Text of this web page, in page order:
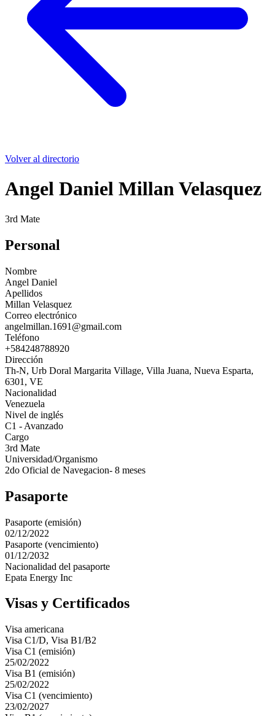
Volver al directorio
Angel Daniel Millan Velasquez
3rd Mate
Personal
Nombre
Angel Daniel
Apellidos
Millan Velasquez
Correo electrónico
angelmillan.1691@gmail.com
Teléfono
+584248788920
Dirección
Th-N, Urb Doral Margarita Village, Villa Juana, Nueva Esparta,
6301, VE
Nacionalidad
Venezuela
Nivel de inglés
C1 - Avanzado
Cargo
3rd Mate
Universidad/Organismo
2do Oficial de Navegacion- 8 meses
Pasaporte
Pasaporte (emisión)
02/12/2022
Pasaporte (vencimiento)
01/12/2032
Nacionalidad del pasaporte
Epata Energy Inc
Visas y Certificados
Visa americana
Visa C1/D, Visa B1/B2
Visa C1 (emisión)
25/02/2022
Visa B1 (emisión)
25/02/2022
Visa C1 (vencimiento)
23/02/2027